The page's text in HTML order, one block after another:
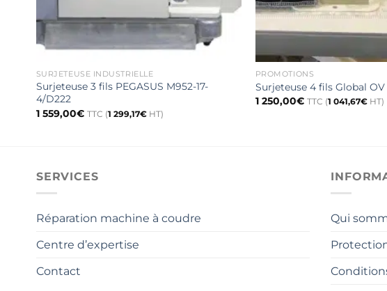
SURJETEUSE INDUSTRIELLE
Surjeteuse 3 fils PEGASUS M952-17-
4/D222
1 559,00€ TTC (1 299,17€HT)
PROMOTIONS
Surjeteuse 4 fils Global OV
1 250,00€ TTC (1 041,67€HT)
SERVICES
Réparation machine à coudre
Centre d’expertise
Contact
Qui